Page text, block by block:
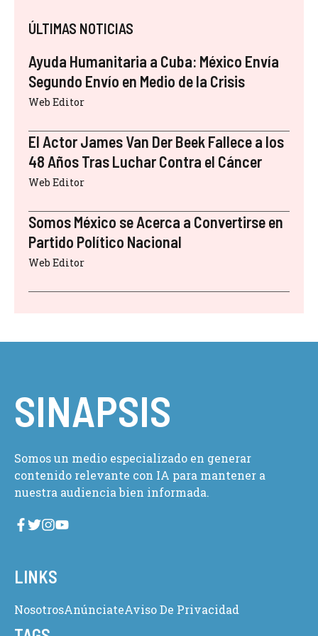
ÚLTIMAS NOTICIAS
Ayuda Humanitaria a Cuba: México Envía
Segundo Envío en Medio de la Crisis
Web Editor
El Actor James Van Der Beek Fallece a los
48 Años Tras Luchar Contra el Cáncer
Web Editor
Somos México se Acerca a Convertirse en
Partido Político Nacional
Web Editor
SINAPSIS
Somos un medio especializado en generar
contenido relevante con IA para mantener a
nuestra audiencia bien informada.
LINKS
NosotrosAnúnciateAviso De Privacidad